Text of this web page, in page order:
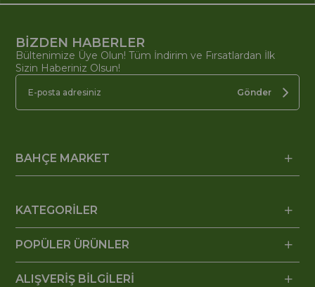
BİZDEN HABERLER
Bültenimize Üye Olun! Tüm İndirim ve Fırsatlardan İlk
Sizin Haberiniz Olsun!
Gönder
BAHÇE MARKET
KATEGORİLER
POPÜLER ÜRÜNLER
ALIŞVERİŞ BİLGİLERİ